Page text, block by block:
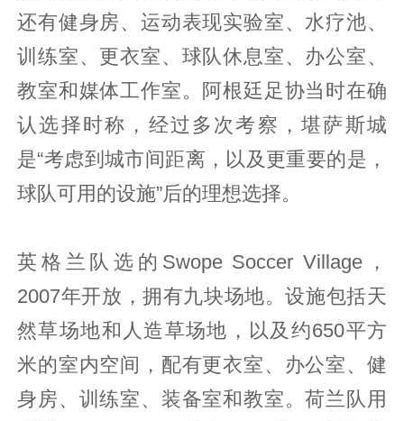
还有健身房、运动表现实验室、水疗池、
训练室、更衣室、球队休息室、办公室、
教室和媒体工作室。阿根廷足协当时在确
认选择时称，经过多次考察，堪萨斯城
是“考虑到城市间距离，以及更重要的是，
球队可用的设施”后的理想选择。
英格兰队选的Swope Soccer Village，
2007年开放，拥有九块场地。设施包括天
然草场地和人造草场地，以及约650平方
米的室内空间，配有更衣室、办公室、健
身房、训练室、装备室和教室。荷兰队用